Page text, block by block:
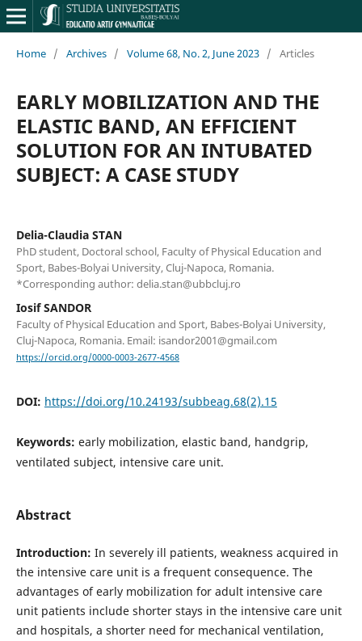
Home / Archives / Volume 68, No. 2, June 2023 / Articles
EARLY MOBILIZATION AND THE
ELASTIC BAND, AN EFFICIENT
SOLUTION FOR AN INTUBATED
SUBJECT: A CASE STUDY
Delia-Claudia STAN
PhD student, Doctoral school, Faculty of Physical Education and
Sport, Babes-Bolyai University, Cluj-Napoca, Romania.
*Corresponding author: delia.stan@ubbcluj.ro
Iosif SANDOR
Faculty of Physical Education and Sport, Babes-Bolyai University,
Cluj-Napoca, Romania. Email: isandor2001@gmail.com
https://orcid.org/0000-0003-2677-4568
DOI: https://doi.org/10.24193/subbeag.68(2).15
Keywords: early mobilization, elastic band, handgrip,
ventilated subject, intensive care unit.
Abstract
Introduction: In severely ill patients, weakness acquired in
the intensive care unit is a frequent consequence. The
advantages of early mobilization for adult intensive care
unit patients include shorter stays in the intensive care unit
and hospitals, a shorter need for mechanical ventilation,